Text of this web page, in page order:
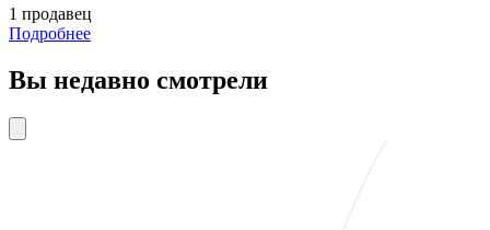
1 продавец
Подробнее
Вы недавно смотрели